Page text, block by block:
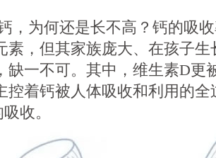
，为何还是长不高？钙的吸
素，但其家族庞大、在孩子
缺一不可。其中，维生素D更
控着钙被人体吸收和利用的
收。